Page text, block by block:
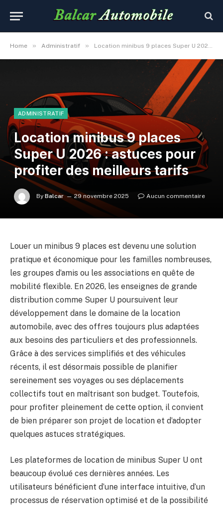
Home » Administratif » Location minibus 9 places Super U 2026 : astuces pour profiter des meilleurs tarifs
ADMINISTRATIF
Location minibus 9 places
Super U 2026 : astuces pour
profiter des meilleurs tarifs
By Balcar 29 novembre 2025 Aucun commentaire
Louer un minibus 9 places est devenu une solution
pratique et économique pour les familles nombreuses,
les groupes d’amis ou les associations en quête de
mobilité flexible. En 2026, les enseignes de grande
distribution comme Super U poursuivent leur
développement dans le domaine de la location
automobile, avec des offres toujours plus adaptées
aux besoins des particuliers et des professionnels.
Grâce à des services simplifiés et des véhicules
récents, il est désormais possible de planifier
sereinement ses voyages ou ses déplacements
collectifs tout en maîtrisant son budget. Toutefois,
pour profiter pleinement de cette option, il convient
de bien préparer son projet de location et d’adopter
quelques astuces stratégiques.
Les plateformes de location de minibus Super U ont
beaucoup évolué ces dernières années. Les
utilisateurs bénéficient d’une interface intuitive, d’un
processus de réservation optimisé et de la possibilité